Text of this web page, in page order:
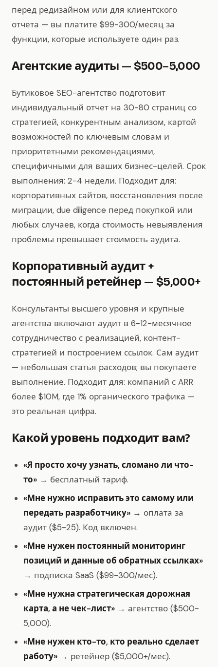
перед редизайном или для клиентского
отчета — вы платите $99-300/месяц за
функции, которые используете один раз.
Агентские аудиты — $500–5,000
Бутиковое SEO-агентство подготовит
индивидуальный отчет на 30-80 страниц со
стратегией, конкурентным анализом, картой
возможностей по ключевым словам и
приоритетными рекомендациями,
специфичными для ваших бизнес-целей. Срок
выполнения: 2-4 недели. Подходит для:
корпоративных сайтов, восстановления после
миграции, due diligence перед покупкой или
любых случаев, когда стоимость невыявления
проблемы превышает стоимость аудита.
Корпоративный аудит +
постоянный ретейнер — $5,000+
Консультанты высшего уровня и крупные
агентства включают аудит в 6-12-месячное
сотрудничество с реализацией, контент-
стратегией и построением ссылок. Сам аудит
— небольшая статья расходов; вы покупаете
выполнение. Подходит для: компаний с ARR
более $10M, где 1% органического трафика —
это реальная цифра.
Какой уровень подходит вам?
«Я просто хочу узнать, сломано ли что-
то» → бесплатный тариф.
«Мне нужно исправить это самому или
передать разработчику» → оплата за
аудит ($5-25). Код включен.
«Мне нужен постоянный мониторинг
позиций и данные об обратных ссылках»
→ подписка SaaS ($99-300/мес).
«Мне нужна стратегическая дорожная
карта, а не чек-лист» → агентство ($500-
5,000).
«Мне нужен кто-то, кто реально сделает
работу» → ретейнер ($5,000+/мес).